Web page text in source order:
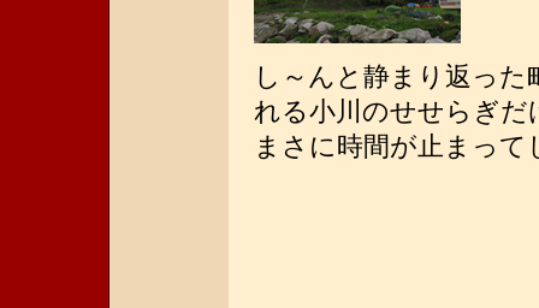
し～んと静まり返っ
れる小川のせせらぎだ
まさに時間が止まっ